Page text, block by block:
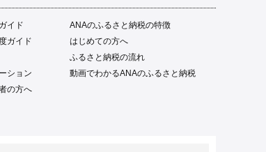
イド
ANAのふるさと納税の特徴
ガイド
はじめての方へ
ふるさと納税の流れ
ション
動画でわかるANAのふるさと納税
の方へ